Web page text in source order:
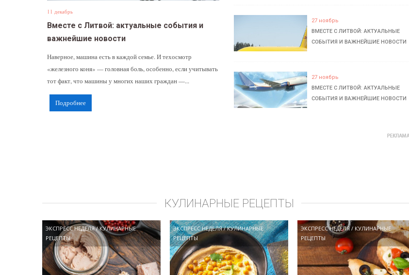
11 декабрь
Вместе с Литвой: актуальные события и
важнейшие новости
Наверное, машина есть в каждой семье. И техосмотр
«железного коня» — головная боль, особенно, если учитывать
тот факт, что машины у многих наших граждан —...
Подробнее
27 ноябрь
ВМЕСТЕ С ЛИТВОЙ: АКТУАЛЬНЫЕ
СОБЫТИЯ И ВАЖНЕЙШИЕ НОВОСТИ
27 ноябрь
ВМЕСТЕ С ЛИТВОЙ: АКТУАЛЬНЫЕ
СОБЫТИЯ И ВАЖНЕЙШИЕ НОВОСТИ
КУЛИНАРНЫЕ РЕЦЕПТЫ
ЭКСПРЕСС НЕДЕЛЯ/КУЛИНАРНЫЕ
РЕЦЕПТЫ
ЭКСПРЕСС НЕДЕЛЯ/КУЛИНАРНЫЕ
РЕЦЕПТЫ
ЭКСПРЕСС НЕДЕЛЯ/ КУЛИНАРНЫЕ
РЕЦЕПТЫ